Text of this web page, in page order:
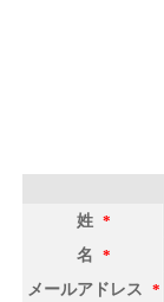
姓 *
名 *
メールアドレス *